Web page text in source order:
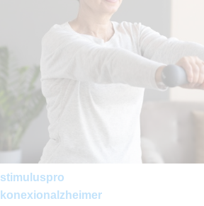
stimuluspro
konexionalzheimer